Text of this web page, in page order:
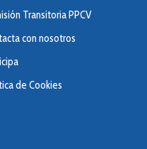
Transitoria PPCV
con nosotros
de Cookies